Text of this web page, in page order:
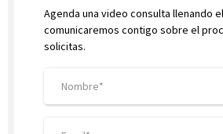
Agenda una video consulta llenando
comunicaremos contigo sobre el
solicitas.